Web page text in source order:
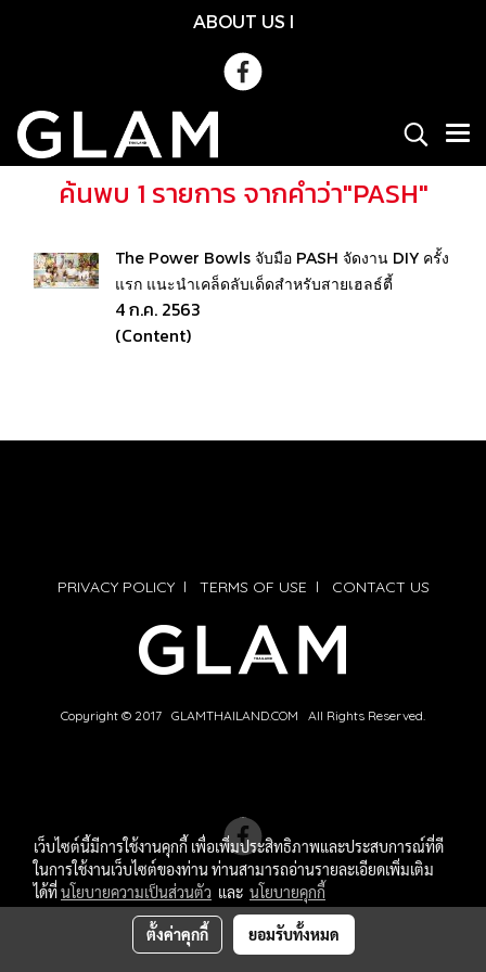
ABOUT US l
ค้นพบ 1 รายการ จากคำว่า"PASH"
The Power Bowls จับมือ PASH จัดงาน DIY ครั้ง
แรก แนะนำเคล็ดลับเด็ดสำหรับสายเฮลธ์ตี้
4 ก.ค. 2563
(Content)
PRIVACY POLICYl TERMS OF USE l CONTACT US
Copyright © 2017 GLAMTHAILAND.COM All Rights Reserved.
เว็บไซต์นี้มีการใช้งานคุกกี้ เพื่อเพิ่มประสิทธิภาพและประสบการณ์ที่ดี
ในการใช้งานเว็บไซต์ของท่าน ท่านสามารถอ่านรายละเอียดเพิ่มเติม
ได้ที่นโยบายความเป็นส่วนตัว และ นโยบายคุกกี้
ตั้งค่าคุกกี้ ยอมรับทั้งหมด